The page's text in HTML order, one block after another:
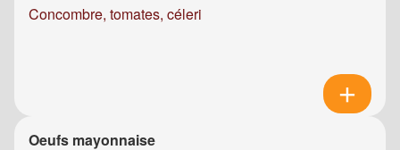
Concombre, tomates, céleri
Oeufs mayonnaise